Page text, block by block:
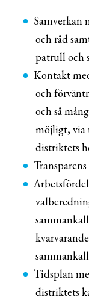
Samverkan
och råd
patrull och
Kontakt
och
och så
möjligt, via
distriktets
Tidsplan
distriktets